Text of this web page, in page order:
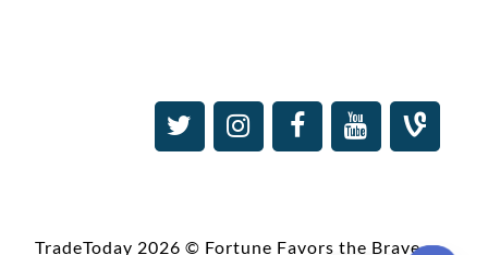
TradeToday 2026 © Fortune Favors the Brave